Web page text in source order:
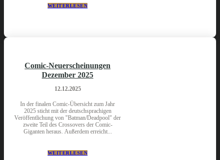
WEITERLESEN
Comic-Neuerscheinungen
Dezember 2025
12.12.2025
In der finalen Comic-Übersicht zum Jahr
2025 sticht mit der deutschsprachigen
Veröffentlichung von "Batman/Deadpool" der
zweite Teil des Crossovers der Comic-
Giganten heraus. Außerdem erreicht...
WEITERLESEN